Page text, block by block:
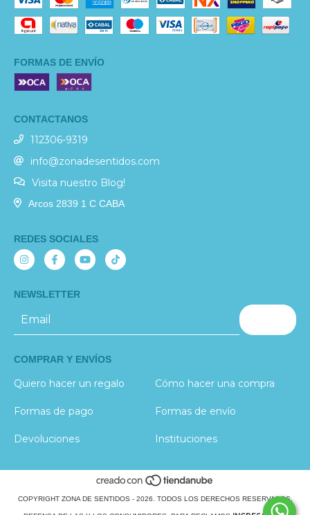
FORMAS DE ENVÍO
CONTACTANOS
112306-9319
info@zonadesentidos.com
Visita nuestro Blog!
Arcos 2839 1 C CABA
REDES SOCIALES
NEWSLETTER
COMPRAR Y ENVÍOS
Quiero hacer un regalo Cómo hacer una compra
Formas de pago Formas de envío
Devoluciones Instituciones
COPYRIGHT ZONA DE SENTIDOS - 2026. TODOS LOS DERECHOS RESERVADOS.